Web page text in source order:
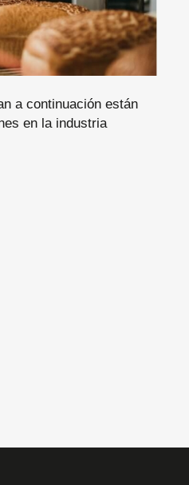
a continuación están
en la industria